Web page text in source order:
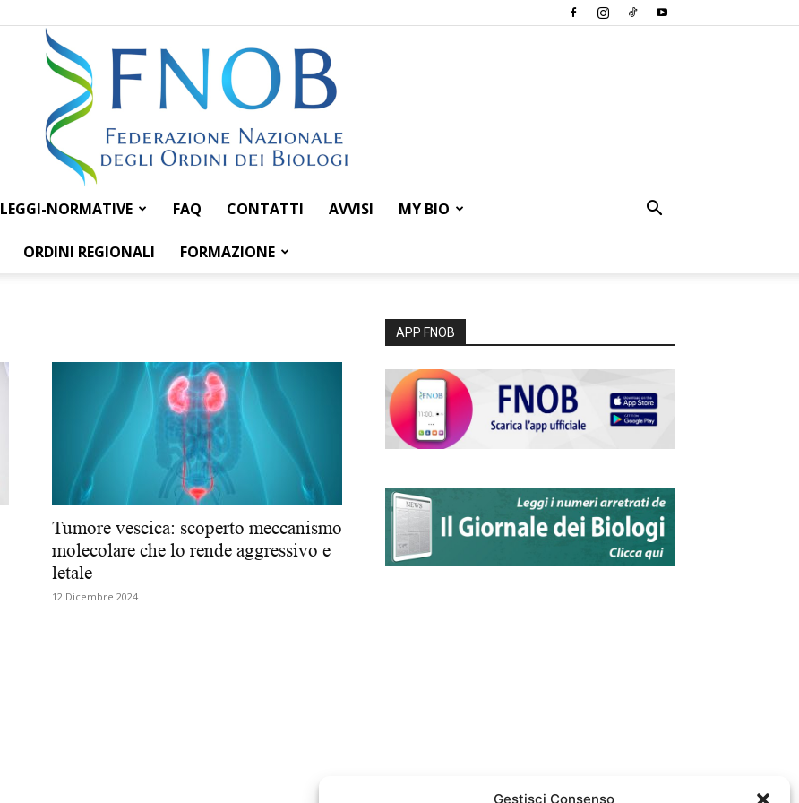
Gestisci Consenso
Federazione
Nazionale
degli
LEGGI-NORMATIVE FAQ CONTATTI AVVISI MY BIO
ORDINI REGIONALI FORMAZIONE
Tumore vescica: scoperto meccanismo
molecolare che lo rende aggressivo e
letale
12 Dicembre 2024
APP FNOB